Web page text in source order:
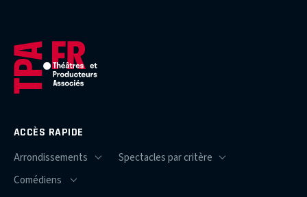
ACCÈS RAPIDE